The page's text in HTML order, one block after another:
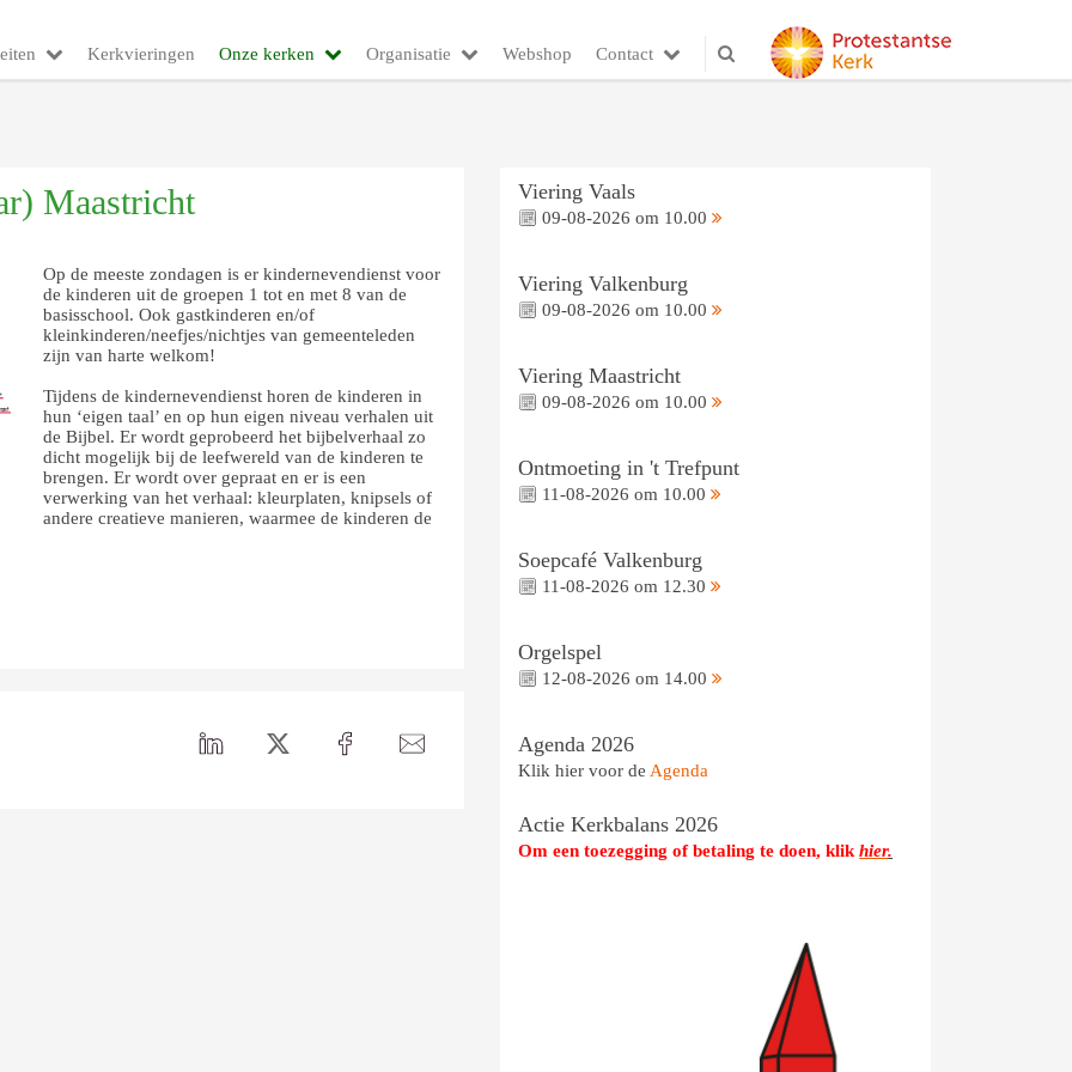
Kerkvieringen Onze kerken Organisatie Webshop Contact
Maastricht
Op de meeste zondagen is er kindernevendienst voor
de kinderen uit de groepen 1 tot en met 8 van de
basisschool. Ook gastkinderen en/of
kleinkinderen/neefjes/nichtjes van gemeenteleden
zijn van harte welkom!
Tijdens de kindernevendienst horen de kinderen in
hun ‘eigen taal’ en op hun eigen niveau verhalen uit
de Bijbel. Er wordt geprobeerd het bijbelverhaal zo
dicht mogelijk bij de leefwereld van de kinderen te
brengen. Er wordt over gepraat en er is een
verwerking van het verhaal: kleurplaten, knipsels of
andere creatieve manieren, waarmee de kinderen de
Viering Vaals
09-08-2026 om 10.00
Viering Valkenburg
09-08-2026 om 10.00
Viering Maastricht
09-08-2026 om 10.00
Ontmoeting in 't Trefpunt
11-08-2026 om 10.00
Soepcafé Valkenburg
11-08-2026 om 12.30
Orgelspel
12-08-2026 om 14.00
Agenda 2026
Klik hier voor de Agenda
Actie Kerkbalans 2026
Om een toezegging of betaling te doen, klikhier.